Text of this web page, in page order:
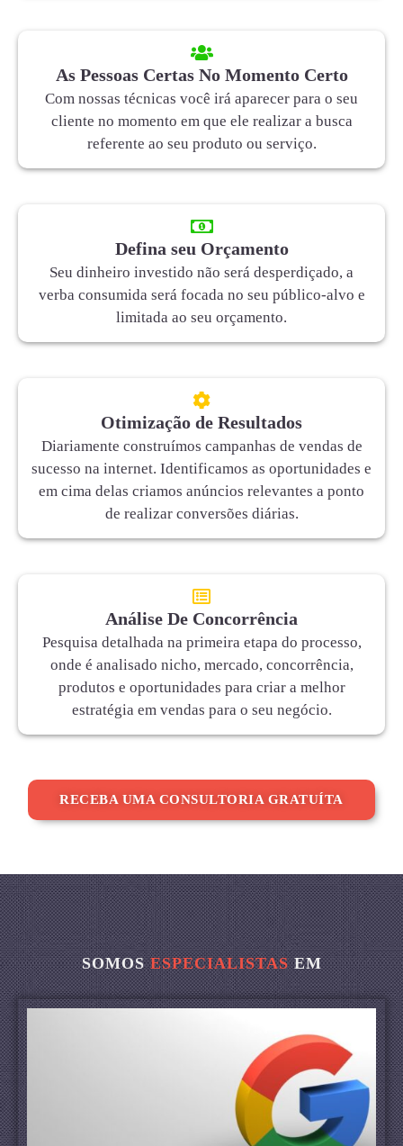
As Pessoas Certas No Momento Certo
Com nossas técnicas você irá aparecer para o seu
cliente no momento em que ele realizar a busca
referente ao seu produto ou serviço.
Defina seu Orçamento
Seu dinheiro investido não será desperdiçado, a
verba consumida será focada no seu público-alvo e
limitada ao seu orçamento.
Otimização de Resultados
Diariamente construímos campanhas de vendas de
sucesso na internet. Identificamos as oportunidades e
em cima delas criamos anúncios relevantes a ponto
de realizar conversões diárias.
Análise De Concorrência
Pesquisa detalhada na primeira etapa do processo,
onde é analisado nicho, mercado, concorrência,
produtos e oportunidades para criar a melhor
estratégia em vendas para o seu negócio.
RECEBA UMA CONSULTORIA GRATUÍTA
SOMOSESPECIALISTASEM